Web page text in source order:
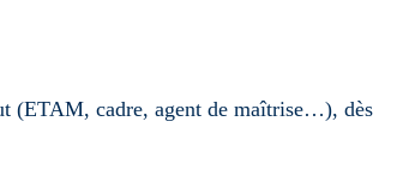
(ETAM, cadre, agent de maîtrise…), dès